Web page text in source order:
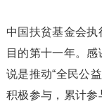
中国扶贫基金会执
目的第十一年。
说是推动“全民公
积极参与，累计参